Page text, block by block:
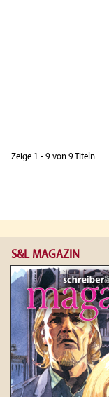
Zeige 1 - 9 von 9 Titeln
S&L MAGAZIN